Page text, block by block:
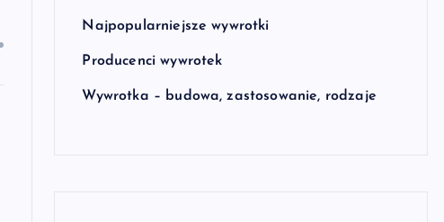
Najpopularniejsze wywrotki
Producenci wywrotek
Wywrotka – budowa, zastosowanie, rodzaje